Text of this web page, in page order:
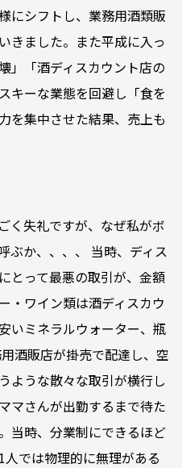
にシフトし、業務用酒類販
きました。また平成に入っ
」「酒ディスカウント店の
キーな業態を回避し「食を
を集中させた結果、売上も
く失礼ですが、なぜ私がボ
ぶか、、、、 当時、ディス
とって最悪の取引が、金額
・ワイン類は酒ディスカウ
いミネラルウォーター、瓶
酒販店が掛売で配達し、空
ような散々な取引が横行し
マさんが出勤するまで待た
当時、分業制にできるほど
では物理的に無理がある